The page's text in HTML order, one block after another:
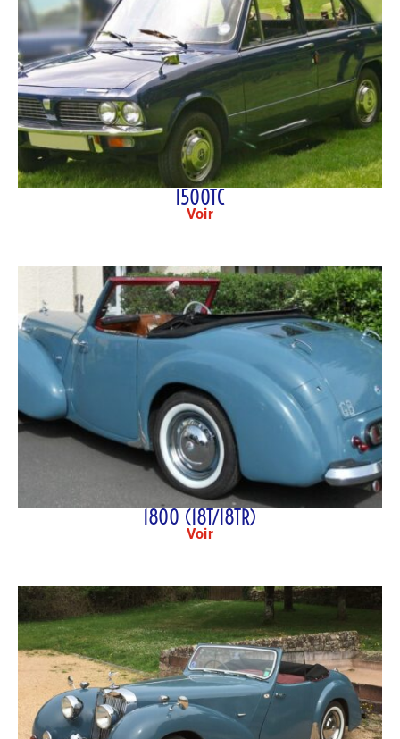
1500TC
Voir
1800 (18T/18TR)
Voir